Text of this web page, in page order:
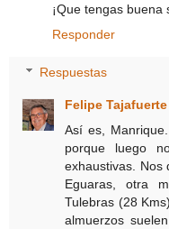
¡Que tengas buena
Responder
Respuestas
Felipe Tajafuerte
Así es,
porque luego
exhaustivas. Nos
Eguaras, otra
Tulebras (28
almuerzos